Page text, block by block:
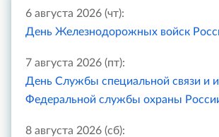
6 августа 2026 (чт):
День Железнодорожных войск
7 августа 2026 (пт):
День Службы специальной связи и
Федеральной службы охраны
8 августа 2026 (сб):